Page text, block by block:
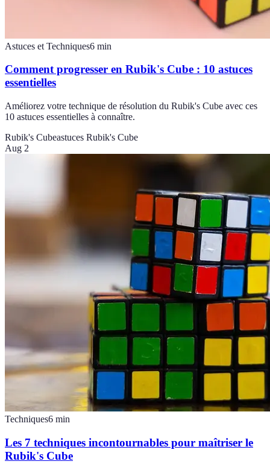
Astuces et Techniques6 min
Comment progresser en Rubik's Cube : 10 astuces
essentielles
Améliorez votre technique de résolution du Rubik's Cube avec ces
10 astuces essentielles à connaître.
Rubik's Cubeastuces Rubik's Cube
Aug 2
Techniques6 min
Les 7 techniques incontournables pour maîtriser le
Rubik's Cube